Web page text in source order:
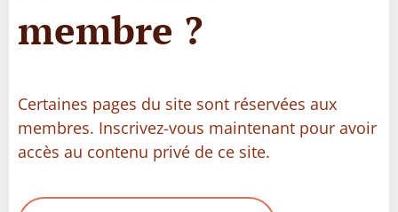
membre ?
Certaines pages du site sont réservées aux
membres. Inscrivez-vous maintenant pour avoir
accès au contenu privé de ce site.